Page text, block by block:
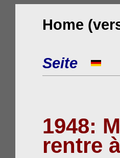
Home
Seite
1948:
rentre